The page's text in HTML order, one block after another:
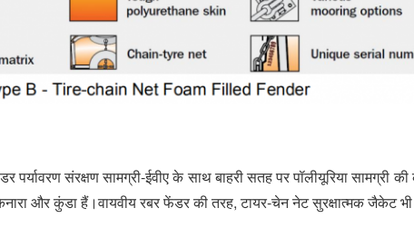
संरक्षण सामग्री-ईवीए के साथ बाहरी सतह पर पॉलीयूरिया
और कुंडा हैं।वायवीय रबर फेंडर की तरह, टायर-चेन नेट सुरक्षात्मक जैकेट